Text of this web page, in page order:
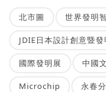
北市圖 世界發明
JDIE日本設計創意暨發
國際發明展 中國
Microchip 永春